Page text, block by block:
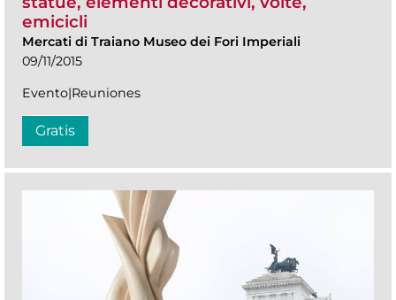
emicicli
Mercati di Traiano Museo dei Fori Imperiali
09/11/2015
Evento|Reuniones
Gratis